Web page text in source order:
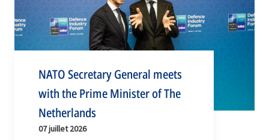
NATO Secretary General meets
with the Prime Minister of The
Netherlands
07 juillet 2026